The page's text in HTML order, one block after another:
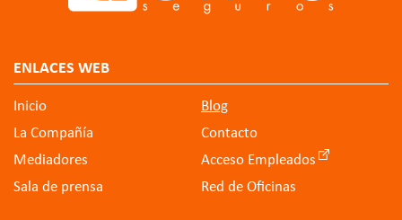
ENLACES WEB
Inicio
La Compañía
Mediadores
Sala de prensa
Blog
Contacto
Acceso Empleados
Red de Oficinas